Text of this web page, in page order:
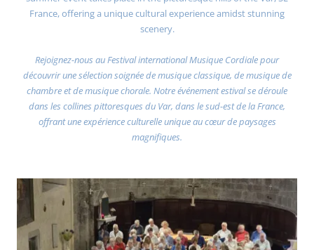
France, offering a unique cultural experience amidst stunning
scenery.
Rejoignez-nous au Festival international Musique Cordiale pour
découvrir une sélection soignée de musique classique, de musique de
chambre et de musique chorale. Notre événement estival se déroule
dans les collines pittoresques du Var, dans le sud-est de la France,
offrant une expérience culturelle unique au cœur de paysages
magnifiques.